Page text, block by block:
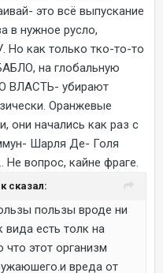
это всё выпускание
в нужное русло,
Но как только тко-то-то
на глобальную
ВЛАСТЬ- убирают
Оранжевые
они начались как раз с
Шарля Де- Голя
Не вопрос, кайне фраге.
сказал:
пользы вроде ни
вида есть толк на
этот организм
вреда от